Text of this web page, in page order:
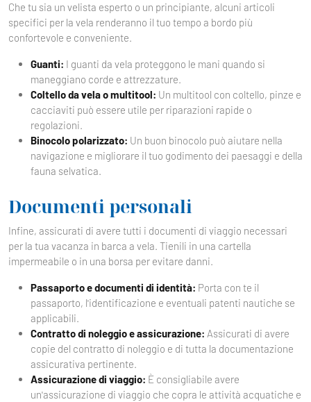
Che tu sia un velista esperto o un principiante, alcuni articoli
specifici per la vela renderanno il tuo tempo a bordo più
confortevole e conveniente.
Guanti: I guanti da vela proteggono le mani quando si
maneggiano corde e attrezzature.
Coltello da vela o multitool: Un multitool con coltello, pinze e
cacciaviti può essere utile per riparazioni rapide o
regolazioni.
Binocolo polarizzato: Un buon binocolo può aiutare nella
navigazione e migliorare il tuo godimento dei paesaggi e della
fauna selvatica.
Documenti personali
Infine, assicurati di avere tutti i documenti di viaggio necessari
per la tua vacanza in barca a vela. Tienili in una cartella
impermeabile o in una borsa per evitare danni.
Passaporto e documenti di identità: Porta con te il
passaporto, l'identificazione e eventuali patenti nautiche se
applicabili.
Contratto di noleggio e assicurazione: Assicurati di avere
copie del contratto di noleggio e di tutta la documentazione
assicurativa pertinente.
Assicurazione di viaggio: È consigliabile avere
un'assicurazione di viaggio che copra le attività acquatiche e